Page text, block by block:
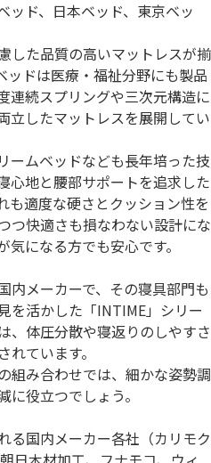
ッド、日本ベッド、東京ベッ
した品質の高いマットレスが揃
ッドは医療・福祉分野にも製品
連続スプリングや三次元構造に
立したマットレスを展開してい
ームベッドなども長年培った技
心地と腰部サポートを追求した
も適度な硬さとクッション性を
つ快適さも損なわない設計にな
になる方でも安心です。
内メーカーで、その寝具部門も
を活かした「INTIME」シリー
、体圧分散や寝返りのしやすさ
ています。
組み合わせでは、細かな姿勢調
役立つでしょう。
る国内メーカー各社（カリモク